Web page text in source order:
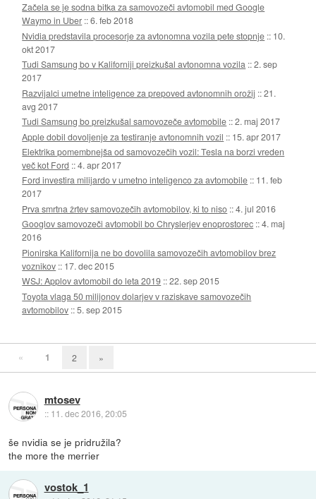
Začela se je sodna bitka za samovozeči avtomobil med Google
Waymo in Uber ::6. feb 2018
Nvidia predstavila procesorje za avtonomna vozila pete stopnje :: 10.
okt 2017
Tudi Samsung bo v Kaliforniji preizkušal avtonomna vozila ::2. sep
2017
Razvijalci umetne inteligence za prepoved avtonomnih orožij ::21.
avg 2017
Tudi Samsung bo preizkušal samovozeče avtomobile ::2. maj 2017
Apple dobil dovoljenje za testiranje avtonomnih vozil :: 15. apr 2017
Elektrika pomembnejša od samovozečih vozil: Tesla na borzi vreden
več kot Ford ::4. apr 2017
Ford investira milijardo v umetno inteligenco za avtomobile :: 11. feb
2017
Prva smrtna žrtev samovozečih avtomobilov, ki to niso ::4. jul 2016
Googlov samovozeči avtomobil bo Chryslerjev enoprostorec ::4. maj
2016
Pionirska Kalifornija ne bo dovolila samovozečih avtomobilov brez
voznikov :: 17. dec 2015
WSJ: Applov avtomobil do leta 2019 ::22. sep 2015
Toyota vlaga 50 milijonov dolarjev v raziskave samovozečih
avtomobilov ::5. sep 2015
« 1 2 »
mtosev
:: 11. dec 2016, 20:05
še nvidia se je pridružila?
the more the merrier
vostok_1